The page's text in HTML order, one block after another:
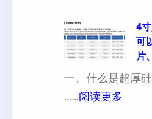
4
可
片
一、什么是超厚
……阅读更多